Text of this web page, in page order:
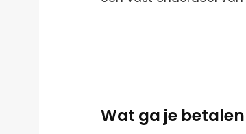
Wat ga je betalen